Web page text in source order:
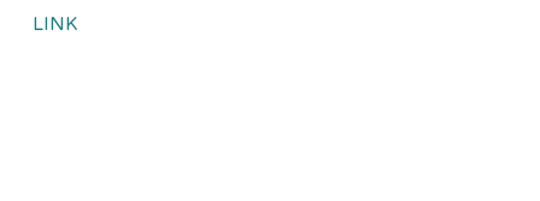
LINK